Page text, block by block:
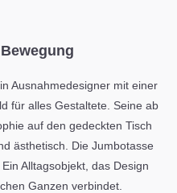
Ausnahmedesigner mit einer
für alles Gestaltete. Seine ab
auf den gedeckten Tisch
ästhetisch. Die Jumbotasse
Alltagsobjekt, das Design
Ganzen verbindet.